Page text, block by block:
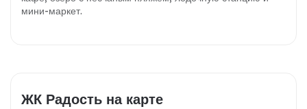
мини-маркет.
ЖК Радость на карте